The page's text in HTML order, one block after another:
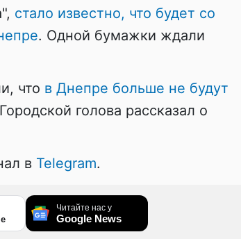
стало известно, что будет со
. Одной бумажки ждали
что в Днепре больше не будут
Городской голова рассказал о
в Telegram.
Читайте нас у
Google News